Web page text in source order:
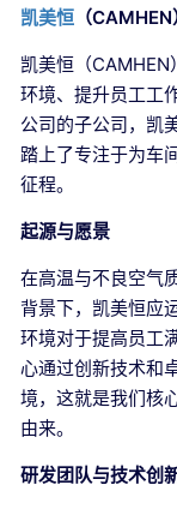
凯美恒 （
凯美恒（CAMHEN
环境、提升员工工
公司的子公司，凯
踏上了专注于为车
征程。
起源与愿景
在高温与不良空气
背景下，凯美恒应
环境对于提高员工
心通过创新技术和
境，这就是我们核
由来。
研发团队与技术创